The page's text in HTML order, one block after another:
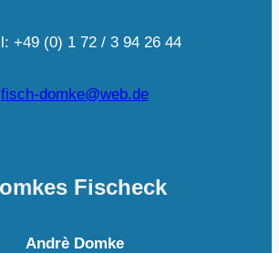
+49 (0) 1 72 / 3 94 26 44
fisch-domke@web.de
Fischeck
Andrè Domke